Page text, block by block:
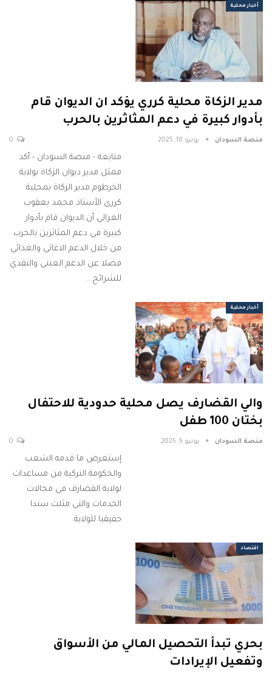
أخبار محلية
مدير الزكاة محلية كرري يؤكد ان الديوان قام
بأدوار كبيرة في دعم المثاثرين بالحرب
منصة السودان يونيو 18, 2025
متابعة - منصة السودان - أكد
ممثل مدير ديوان الزكاة بولاية
الخرطوم مدير الزكاة بمحلية
كررى الأستاذ محمد يعقوب
الغزالي أن الديوان قام بأدوار
كبيرة في دعم المثاثرين بالحرب
من خلال الدعم الاغاثي والغذائي
فضلا عن الدعم العيني والنقدي
للشرائح…
أخبار محلية
والي القضارف يصل محلية حدودية للاحتفال
بختان 100 طفل
منصة السودان يونيو 5, 2025
إستعرض ما قدمه الشعب
والحكومة التركية من مساعدات
لولاية القضارف في مجالات
الخدمات والتي مثلت سندا
حقيقيا للولاية.
اقتصاد
بحري تبدأ التحصيل المالي من الأسواق
وتفعيل الإيرادات